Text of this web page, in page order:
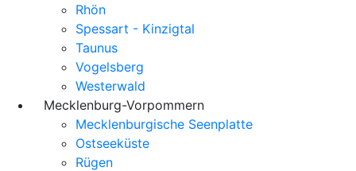
Rhön
Spessart - Kinzigtal
Taunus
Vogelsberg
Westerwald
Mecklenburg-Vorpommern
Mecklenburgische Seenplatte
Ostseeküste
Rügen